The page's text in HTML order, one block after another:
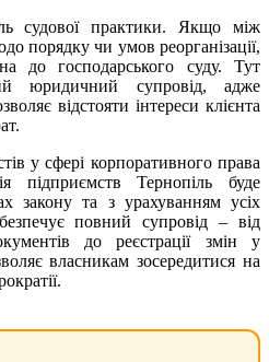
судової практики. Якщо між
порядку чи умов реорганізації,
до господарського суду. Тут
юридичний супровід, адже
відстояти інтереси клієнта
у сфері корпоративного права
підприємств Тернопіль буде
закону та з урахуванням усіх
повний супровід – від
до реєстрації змін у
власникам зосередитися на